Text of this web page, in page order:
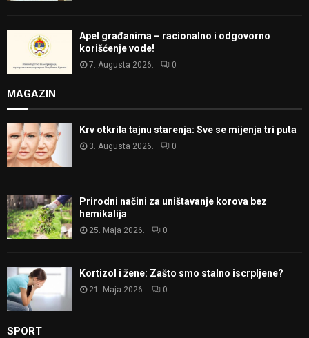
Apel građanima – racionalno i odgovorno
korišćenje vode!
7. Augusta 2026. 0
MAGAZIN
Krv otkrila tajnu starenja: Sve se mijenja tri puta
3. Augusta 2026. 0
Prirodni načini za uništavanje korova bez
hemikalija
25. Maja 2026. 0
Kortizol i žene: Zašto smo stalno iscrpljene?
21. Maja 2026. 0
SPORT